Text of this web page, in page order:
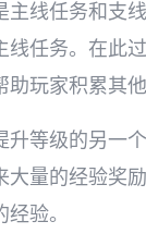
主线任务和支
线任务。在此
玩家积累其他
升等级的另一
量的经验奖
验。